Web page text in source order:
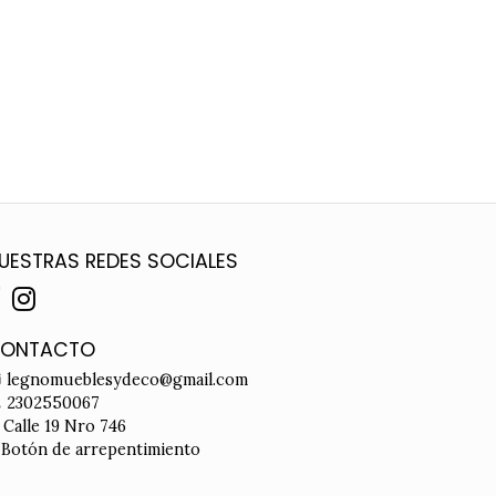
REDES SOCIALES
legnomueblesydeco@gmail.com
2302550067
Calle 19 Nro 746
de arrepentimiento